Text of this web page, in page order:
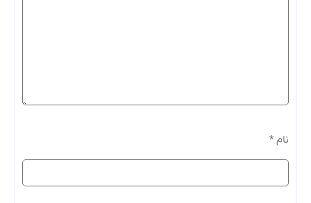
نام *